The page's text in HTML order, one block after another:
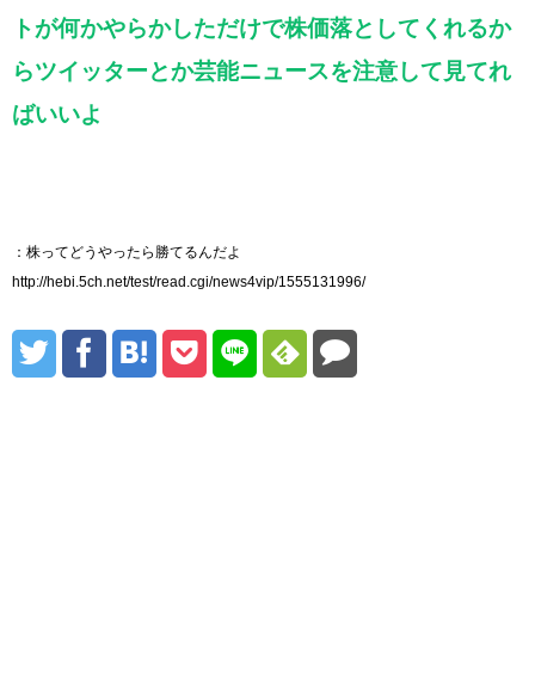
トが何かやらかしただけで株価落としてくれるか
らツイッターとか芸能ニュースを注意して見てれ
ばいいよ
：株ってどうやったら勝てるんだよ
http://hebi.5ch.net/test/read.cgi/news4vip/1555131996/